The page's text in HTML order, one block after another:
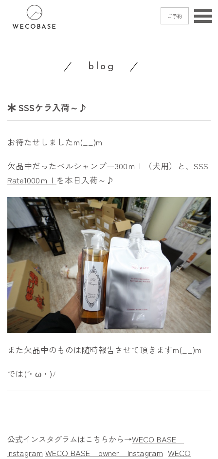
ご予約
shop
contact
ご予約
blog
SSSケラ入荷～♪
お待たせしましたm(__)m
欠品中だったベルシャンプー300ｍｌ（犬用） と、 SSS
Rate1000ｍｌ を本日入荷～♪
また欠品中のものは随時報告させて頂きますm(__)m
では(´・ω・)ﾉ
公式インスタグラムはこちらから→WECO BASE
Instagram WECO BASE owner Instagram WECO